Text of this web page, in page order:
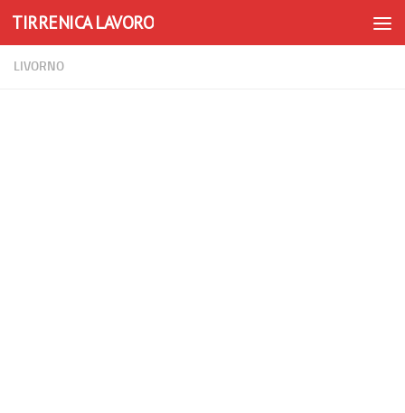
Skip to content
TIRRENICA LAVORO
LIVORNO